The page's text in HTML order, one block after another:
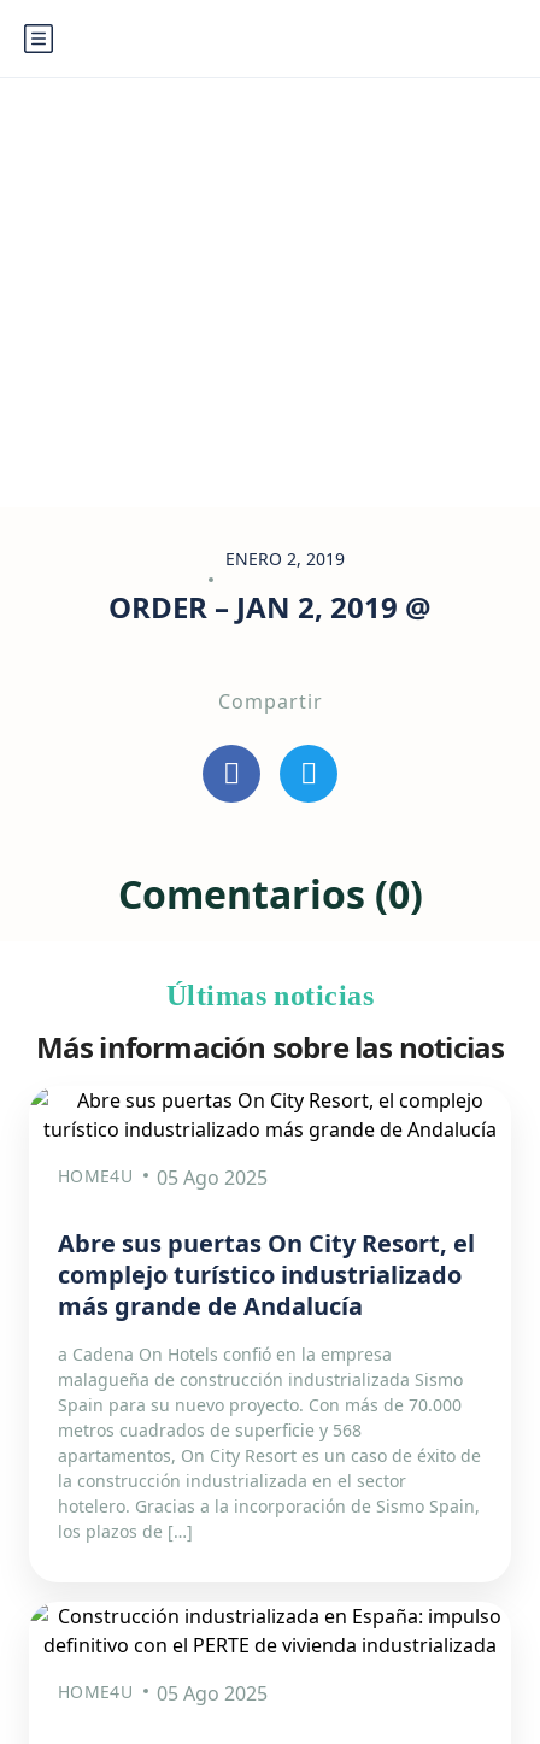
ENERO 2, 2019
ORDER – JAN 2, 2019 @
Compartir
Comentarios (0)
Últimas noticias
Más información sobre las noticias
HOME4U 05 Ago 2025
Abre sus puertas On City Resort, el
complejo turístico industrializado
más grande de Andalucía
a Cadena On Hotels confió en la empresa
malagueña de construcción industrializada Sismo
Spain para su nuevo proyecto. Con más de 70.000
metros cuadrados de superficie y 568
apartamentos, On City Resort es un caso de éxito de
la construcción industrializada en el sector
hotelero. Gracias a la incorporación de Sismo Spain,
los plazos de […]
HOME4U 05 Ago 2025